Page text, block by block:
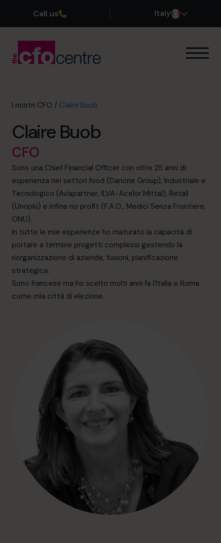
Call us Italy
I nostri CFO
Chi siamo
Unisciti al team
Prenota una chiamata conoscitiva
+39 0695939165
informazioni@cfocentre.com
I nostri CFO / Claire Buob
Claire Buob
CFO
Sono una Chief Financial Officer con oltre 25 anni di
esperienza nei settori food (Danone Group), Industriale e
Tecnologico (Aviapartner, ILVA-Acelor Mittal), Retail
(Unopiù) e infine no profit (F.A.O., Medici Senza Frontiere,
ONU).
In tutte le mie esperienze ho maturato la capacità di
portare a termine progetti complessi gestendo la
riorganizzazione di aziende, fusioni, pianificazione
strategica.
Sono francese ma ho scelto molti anni fa l’Italia e Roma
come mia città di elezione.